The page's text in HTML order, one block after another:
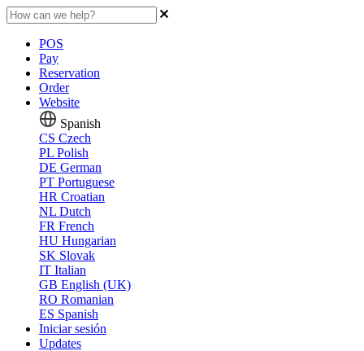
POS
Pay
Reservation
Order
Website
Spanish
CS Czech
PL Polish
DE German
PT Portuguese
HR Croatian
NL Dutch
FR French
HU Hungarian
SK Slovak
IT Italian
GB English (UK)
RO Romanian
ES Spanish
Iniciar sesión
Updates